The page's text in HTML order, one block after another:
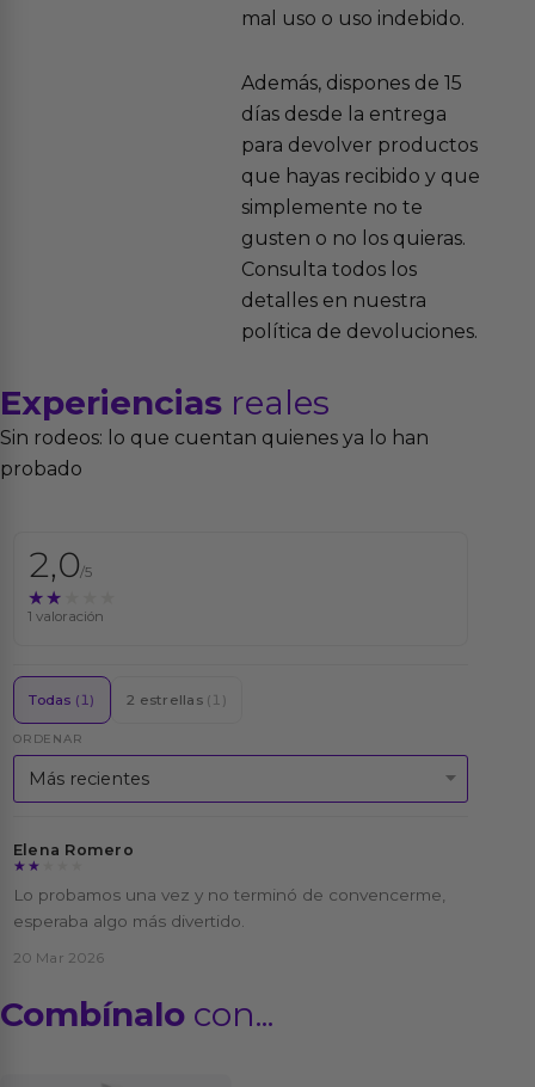
mal uso o uso indebido.
Además, dispones de 15
días desde la entrega
para devolver productos
que hayas recibido y que
simplemente no te
gusten o no los quieras.
Consulta todos los
detalles en nuestra
política de devoluciones.
Experiencias reales
Sin rodeos: lo que cuentan quienes ya lo han
probado
2,0/5
★★★★★
★★★★★
1 valoración
Todas (1) 2 estrellas (1)
ORDENAR
Elena Romero
★★★★★
★★★★★
Lo probamos una vez y no terminó de convencerme,
esperaba algo más divertido.
20 Mar 2026
Combínalo con...